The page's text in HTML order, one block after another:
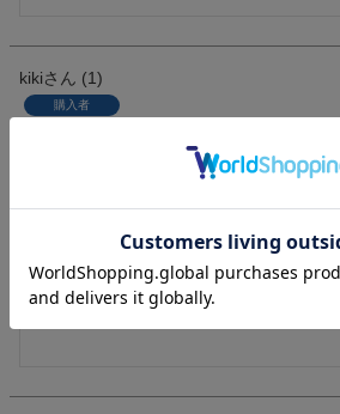
kiki 1
購入者
迅速な対応をしていただきありがとう
猫の刺繡がとても可愛いと好評でした。
欲を言えば各文字で同じポーズの猫は
ったのではと思いました。